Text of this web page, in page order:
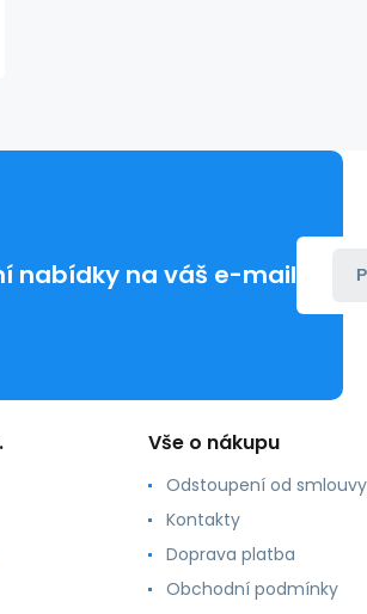
nabídky na váš e-mail
Vše o nákupu
Odstoupení od smlouvy
Kontakty
Doprava platba
Obchodní podmínky